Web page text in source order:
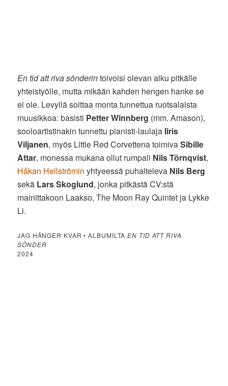
En tid att riva sönderintoivoisi olevan alku pitkälle
yhteistyölle, mutta mikään kahden hengen hanke se
ei ole. Levyllä soittaa monta tunnettua ruotsalaista
muusikkoa: basisti Petter Winnberg (mm. Amason),
sooloartistinakin tunnettu pianisti-laulaja Iiris
Viljanen, myös Little Red Corvettena toimivaSibille
Attar, monessa mukana ollut rumpali Nils Törnqvist,
Håkan Hellströmin yhtyeessä puhalteleva Nils Berg
sekä Lars Skoglund, jonka pitkästä CV:stä
mainittakoon Laakso, The Moon Ray Quintet ja Lykke
Li.
JAG HÄNGER KVAR • ALBUMILTAEN TID ATT RIVA
SÖNDER
2024